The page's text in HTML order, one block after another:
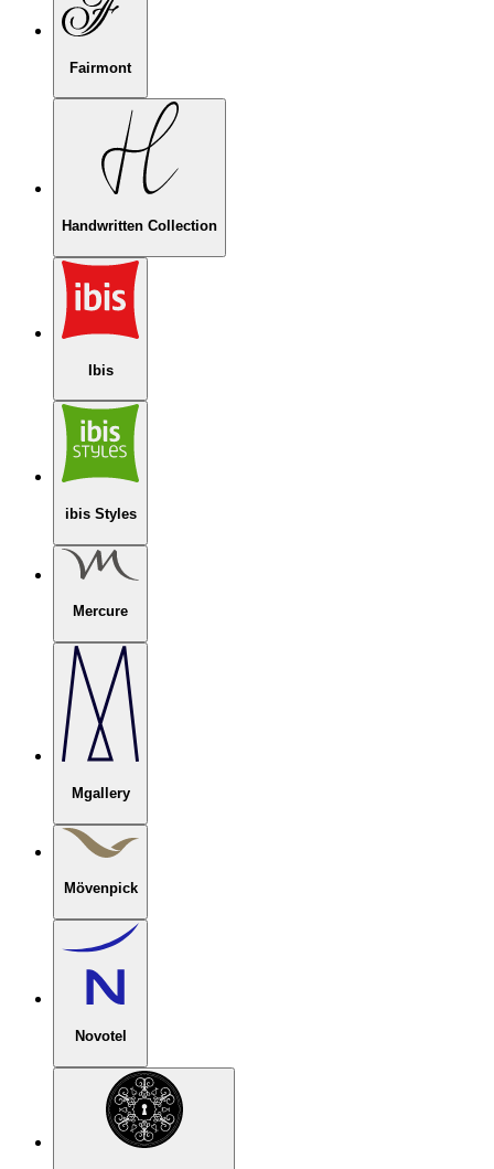
Fairmont
Handwritten Collection
Ibis
ibis Styles
Mercure
Mgallery
Mövenpick
Novotel